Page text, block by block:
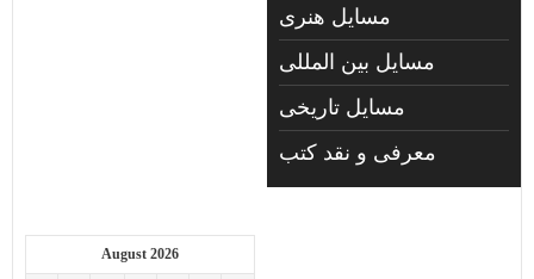
مسايل هنری
مسایل بین المللی
مسایل تاریخی
معرفی و نقد کتب
August 2026